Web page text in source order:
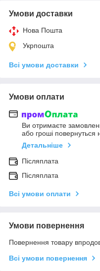
Умови доставки
Нова Пошта
Укрпошта
Всі умови доставки
Умови оплати
Ви отримаєте
або гроші повернуться
Детальніше
Післяплата
Післяплата
Всі умови оплати
Умови повернення
Повернення товару
Всі умови повернення